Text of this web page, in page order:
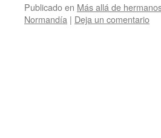
Publicado en Más allá de
Normandía | Deja un comentario